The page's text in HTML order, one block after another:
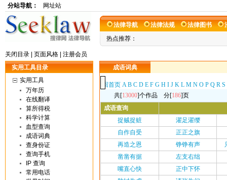
分站导航： 网址站
法律导航 法律法规 法律图书
在线翻译
热点推荐：
关闭目录 页面风格
注册会员
成语词典
实用工具目录
实用工具
万年历
在线翻译
算所得税
科学计算
血型查询
成语词典
查身份证
查询手机
IP 查询
常用电话